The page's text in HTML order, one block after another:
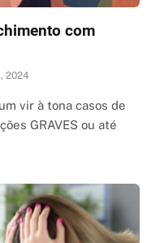
com
2024
vir à tona casos de
GRAVES ou até